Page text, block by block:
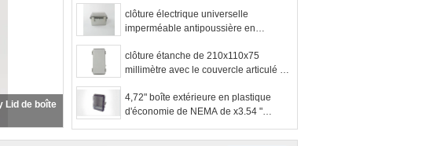
de 150x100x70mm avec la serrure et
la clé
clôture électrique universelle
imperméable antipoussière en
jonction IP65 d'ABS de
150x150x90mm avec la serrure
clôture étanche de 210x110x75
millimètre avec le couvercle articulé et
4,72" boîte extérieure en plastique
d'économie de NEMA de x3.54 "
couverture opaque/claire de Gray